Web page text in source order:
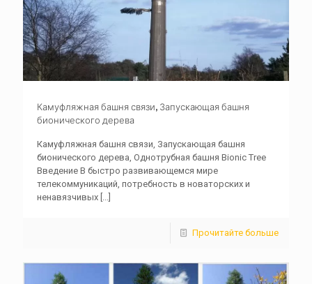
Камуфляжная башня связи, Запускающая башня
бионического дерева
Камуфляжная башня связи, Запускающая башня
бионического дерева, Однотрубная башня Bionic Tree
Введение В быстро развивающемся мире
телекоммуникаций, потребность в новаторских и
ненавязчивых
Прочитайте больше